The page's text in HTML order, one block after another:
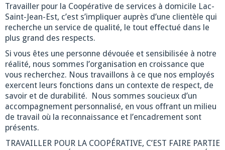
Travailler pour la Coopérative de services à domicile Lac-
Saint-Jean-Est, c’est s’impliquer auprès d’une clientèle qui
recherche un service de qualité, le tout effectué dans le
plus grand des respects.
Si vous êtes une personne dévouée et sensibilisée à notre
réalité, nous sommes l’organisation en croissance que
vous recherchez. Nous travaillons à ce que nos employés
exercent leurs fonctions dans un contexte de respect, de
savoir et de durabilité. Nous sommes soucieux d’un
accompagnement personnalisé, en vous offrant un milieu
de travail où la reconnaissance et l’encadrement sont
présents.
TRAVAILLER POUR LA COOPÉRATIVE, C’EST FAIRE PARTIE